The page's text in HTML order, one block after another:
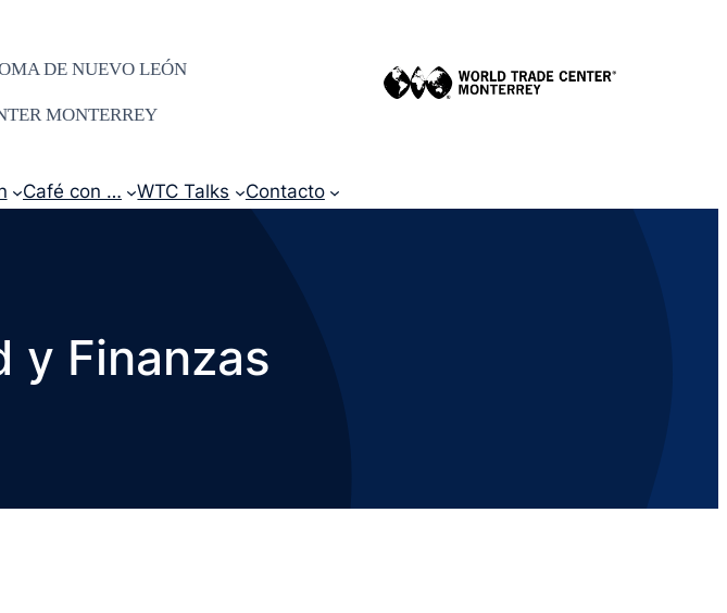
DE NUEVO LEÓN
MONTERREY
Café con … WTC Talks Contacto
y Finanzas